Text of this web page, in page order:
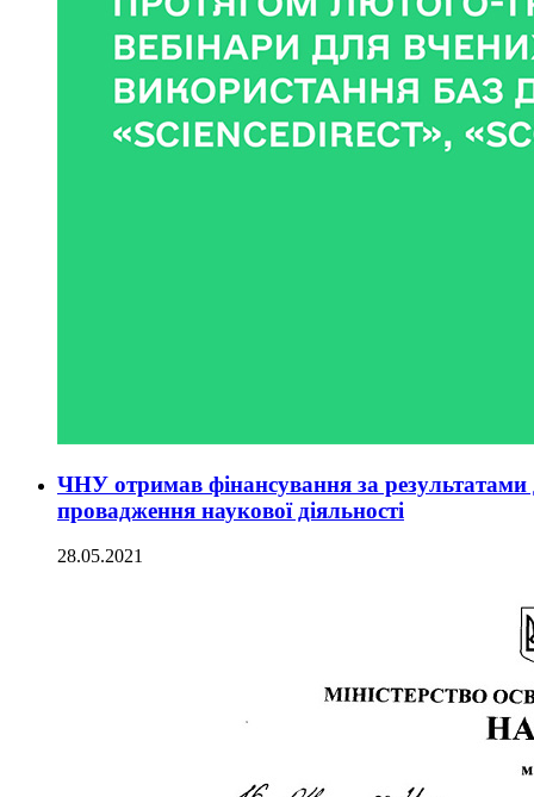
ЧНУ отримав фінансування за результатами
провадження наукової діяльності
28.05.2021